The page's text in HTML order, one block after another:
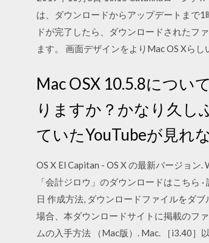
は、ダウンロードからアップデートまで
ドが完了したら、ダウンロードされたフ
ます。 画面デザインをよりMac OS Xらし
Mac OSX 10.5.8につい
りますか？かなり久し
ていたYouTubeが見れ
OS X El Capitan - OS X の最新バージョ
「会計ジロウ」のダウンロードはこち
日 作成方法, ダウンロードファイルをダ
場合、本ダウンロードサイトに掲載のフ
ムの入手方法 （Mac版）. Mac. ［i3.40